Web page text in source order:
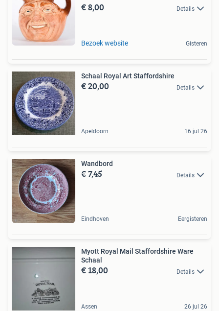
€ 8,00 Details
Bezoek website Gisteren
Schaal Royal Art Staffordshire
€ 20,00 Details
Apeldoorn 16 jul 26
Wandbord
€ 7,45 Details
Eindhoven Eergisteren
Myott Royal Mail Staffordshire Ware
Schaal
€ 18,00 Details
Assen 26 jul 26